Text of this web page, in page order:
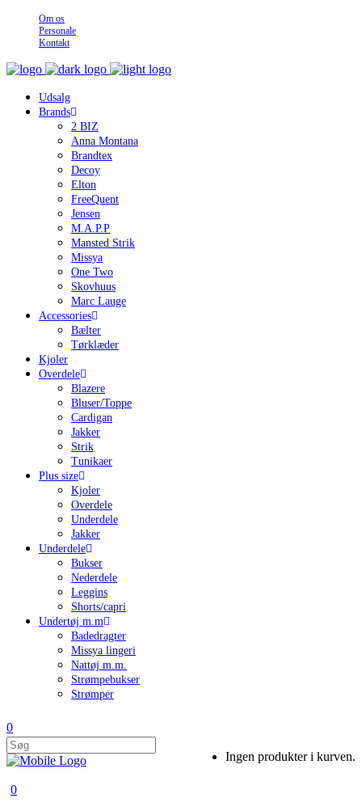
Om os
Personale
Kontakt
Udsalg
Brands
2 BIZ
Anna Montana
Brandtex
Decoy
Elton
FreeQuent
Jensen
M.A.P.P
Mansted Strik
Missya
One Two
Skovhuus
Marc Lauge
Accessories
Bælter
Tørklæder
Kjoler
Overdele
Blazere
Bluser/Toppe
Cardigan
Jakker
Strik
Tunikaer
Plus size
Kjoler
Overdele
Underdele
Jakker
Underdele
Bukser
Nederdele
Leggins
Shorts/capri
Undertøj m.m
Badedragter
Missya lingeri
Nattøj m.m.
Strømpebukser
Strømper
0
Ingen produkter i kurven.
0